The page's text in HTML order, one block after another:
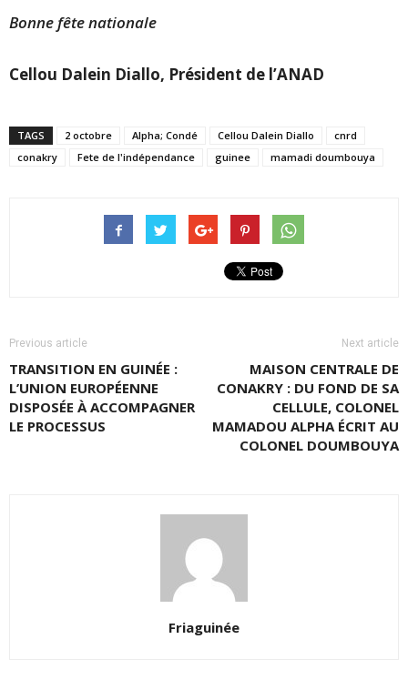
Bonne fête nationale
Cellou Dalein Diallo, Président de l’ANAD
TAGS 2 octobre Alpha; Condé Cellou Dalein Diallo
cnrd
conakry
Fete de l'indépendance guinee mamadi doumbouya
Previous article
TRANSITION EN GUINÉE :
L’UNION EUROPÉENNE
DISPOSÉE À ACCOMPAGNER
LE PROCESSUS
Next article
MAISON CENTRALE DE
CONAKRY : DU FOND DE SA
CELLULE, COLONEL
MAMADOU ALPHA ÉCRIT AU
COLONEL DOUMBOUYA
Friaguinée